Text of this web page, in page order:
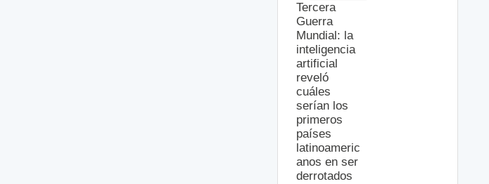
Tercera
Guerra
Mundial: la
inteligencia
artificial
reveló
cuáles
serían los
primeros
países
latinoameric
anos en ser
derrotados